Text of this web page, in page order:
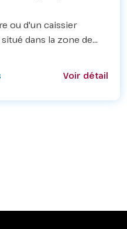
ou d'un caissier
dans la zone de
Tâches au
Voir détail